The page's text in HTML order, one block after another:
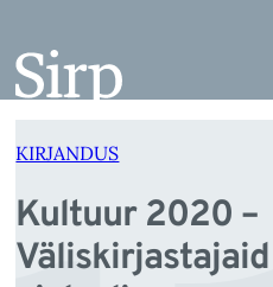
juurde
KIRJANDUS
Kultuur 2020 –